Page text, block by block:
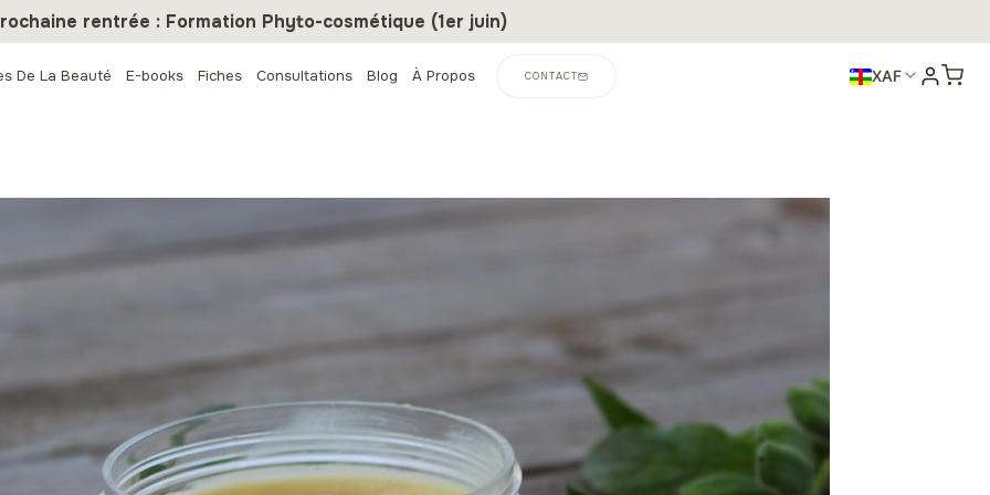
rentrée : Formation Phyto-cosmétique (1er juin)
De La Beauté E-books Fiches Consultations Blog À Propos CONTACT XAF